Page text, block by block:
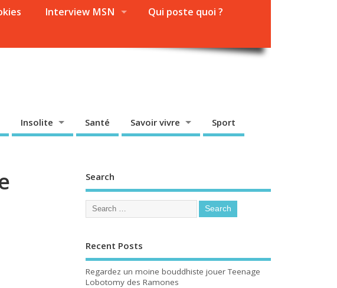
Interview MSN
Qui poste quoi ?
Insolite Santé Savoir vivre Sport
Search
Recent Posts
Regardez un moine bouddhiste jouer Teenage
Lobotomy des Ramones